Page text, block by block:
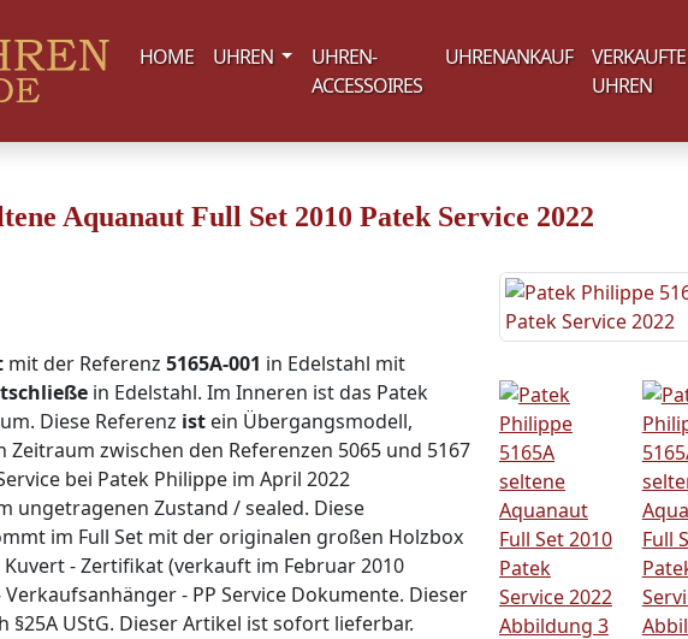
HOME UHREN (current)UHREN-
ACCESSOIRES
UHRENANKAUF
VERKAUFTE
UHREN
Aquanaut Full Set 2010 Patek Service 2022
mit der Referenz 5165A-001 in Edelstahl mit
in Edelstahl. Im Inneren ist das Patek
Diese Referenz ist ein Übergangsmodell,
zwischen den Referenzen 5065 und 5167
bei Patek Philippe im April 2022
Zustand / sealed. Diese
im Full Set mit der originalen großen Holzbox
- Zertifikat (verkauft im Februar 2010
- PP Service Dokumente. Dieser
UStG. Dieser Artikel ist sofort lieferbar.